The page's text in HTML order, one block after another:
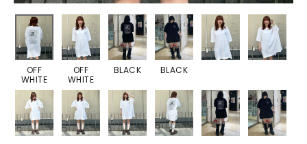
OFF
WHITE
OFF
WHITE
BLACK BLACK